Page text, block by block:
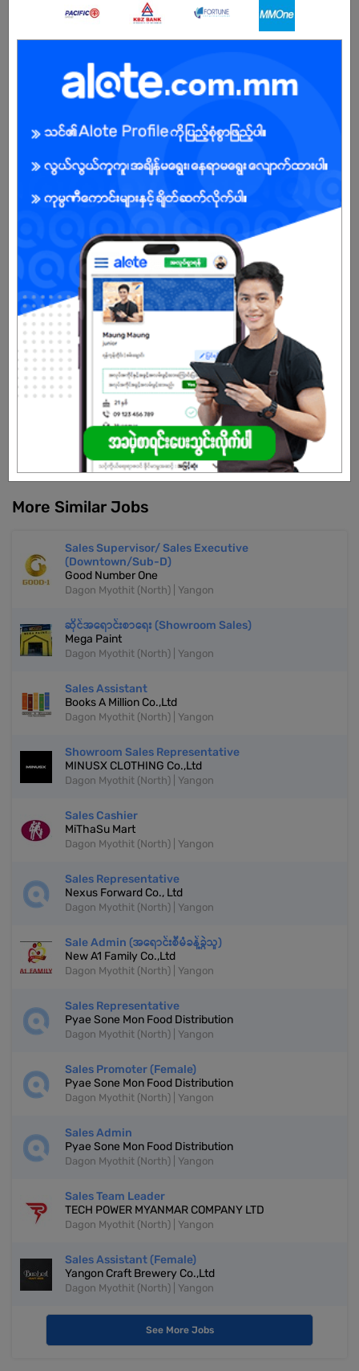
Open To : Male/Female
About Our Company
Cover Myanmar is a retail company with approximately 300
employees and a network of six branches strategically located in
North Dagon, Thingangyun, Phaw Kan, Hlaing Tharyar, Kyauk
Myaung, and North Okkalapa. The company manages and sells an
extensive range of products across numerous Stock Keeping
Units (SKUs), enabling it to serve the diverse needs of its
customers efficiently.
Already Expired
Don't have an account?
REGISTER NOW!
More Similar Jobs
Sales Supervisor/ Sales Executive
(Downtown/Sub-D)
Good Number One
Dagon Myothit (North) | Yangon
ဆိုင်အရောင်းစာရေး (Showroom Sales)
Mega Paint
Dagon Myothit (North) | Yangon
Sales Assistant
Books A Million Co.,Ltd
Dagon Myothit (North) | Yangon
Showroom Sales Representative
MINUSX CLOTHING Co.,Ltd
Dagon Myothit (North) | Yangon
Sales Cashier
MiThaSu Mart
Dagon Myothit (North) | Yangon
Sales Representative
Nexus Forward Co., Ltd
Dagon Myothit (North) | Yangon
Sale Admin (အရောင်းစီမံခန့်ခွဲသူ)
New A1 Family Co.,Ltd
Dagon Myothit (North) | Yangon
Sales Representative
Pyae Sone Mon Food Distribution
Dagon Myothit (North) | Yangon
Sales Promoter (Female)
Pyae Sone Mon Food Distribution
Dagon Myothit (North) | Yangon
Sales Admin
Pyae Sone Mon Food Distribution
Dagon Myothit (North) | Yangon
Sales Team Leader
TECH POWER MYANMAR COMPANY LTD
Dagon Myothit (North) | Yangon
Sales Assistant (Female)
Yangon Craft Brewery Co.,Ltd
Dagon Myothit (North) | Yangon
See More Jobs